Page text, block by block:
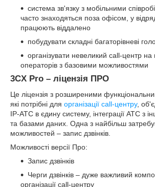
система зв'язку з мобільними
часто знаходяться поза офісом, у
працюють віддалено
побудувати складні багаторівневі
організувати невеликий call-центр на
операторів з базовими можливостями
3CX Pro – ліцензія ПРО
Це ліцензія з розширеними
які потрібні для організації call-центру,
IP-АТС в єдину систему, інтеграції АТС з
та базами даних. Одна з найбільш
можливостей – запис дзвінків.
Можливості версії Про:
Запис дзвінків
Черги дзвінків – дуже важливий
організації call-центру